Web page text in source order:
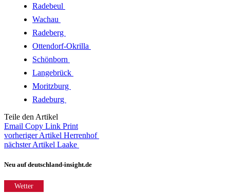
Radebeul
Wachau
Radeberg
Ottendorf-Okrilla
Schönborn
Langebrück
Moritzburg
Radeburg
Teile den Artikel
Email Copy Link Print
vorheriger Artikel Herrenhof
nächster Artikel Laake
Neu auf deutschland-insight.de
Wetter